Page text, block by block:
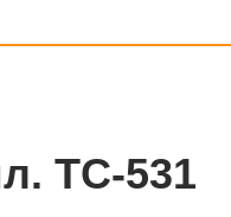
ТС-531